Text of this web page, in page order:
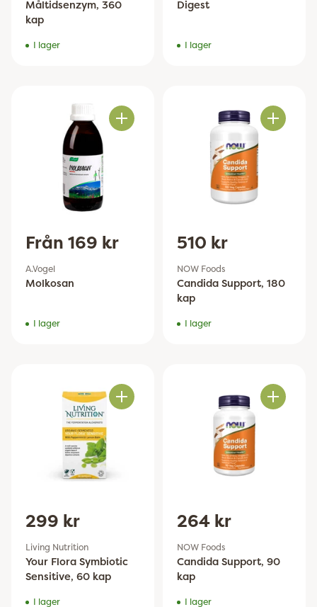
Måltidsenzym, 360
kap
I lager
Digest
I lager
Antal
Från 169 kr
A.Vogel
Molkosan
I lager
Antal
510 kr
NOW Foods
Candida Support, 180
kap
I lager
Antal
299 kr
Living Nutrition
Your Flora Symbiotic
Sensitive, 60 kap
I lager
Antal
264 kr
NOW Foods
Candida Support, 90
kap
I lager